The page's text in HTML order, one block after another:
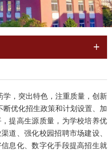
学，突出特色，注重质量，创新
优化招生政策和计划设置、加
提高生源质量，为学校培养优
道、强化校园招聘市场建设、
息化、数字化手段提高招生就